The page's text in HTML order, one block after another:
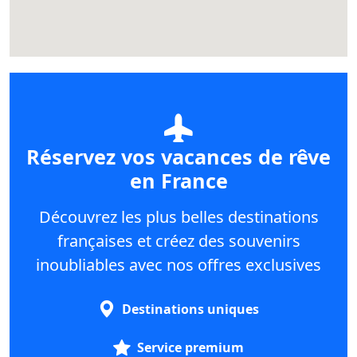
Réservez vos vacances de rêve
en France
Découvrez les plus belles destinations
françaises et créez des souvenirs
inoubliables avec nos offres exclusives
Destinations uniques
Service premium